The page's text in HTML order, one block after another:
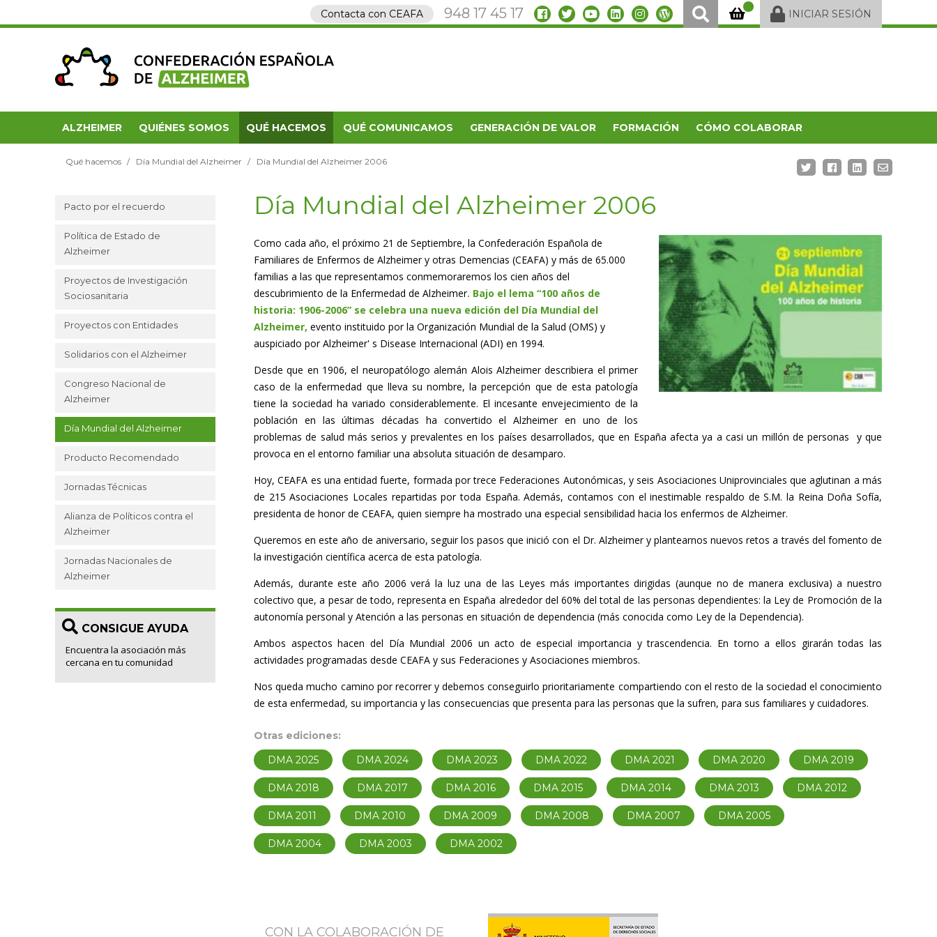
Contacta con CEAFA 948 17 45 17 INICIAR SESIÓN
ALZHEIMER QUIÉNES SOMOS QUÉ HACEMOS QUÉ COMUNICAMOS GENERACIÓN DE VALOR FORMACIÓN CÓMO COLABORAR
Qué hacemos Día Mundial del Alzheimer Día Mundial del Alzheimer 2006
Pacto por el recuerdo
Política de Estado de
Alzheimer
Proyectos de Investigación
Sociosanitaria
Proyectos con Entidades
Solidarios con el Alzheimer
Congreso Nacional de
Alzheimer
Día Mundial del Alzheimer
Producto Recomendado
Jornadas Técnicas
Alianza de Políticos contra el
Alzheimer
Jornadas Nacionales de
Alzheimer
CONSIGUE AYUDA
Encuentra la asociación más
cercana en tu comunidad
Día Mundial del Alzheimer 2006
Como cada año, el próximo 21 de Septiembre, la Confederación Española de
Familiares de Enfermos de Alzheimer y otras Demencias (CEAFA) y más de 65.000
familias a las que representamos conmemoraremos los cien años del
descubrimiento de la Enfermedad de Alzheimer. Bajo el lema “100 años de
historia: 1906-2006” se celebra una nueva edición del Día Mundial del
Alzheimer, evento instituido por la Organización Mundial de la Salud (OMS) y
auspiciado por Alzheimer' s Disease Internacional (ADI) en 1994.
Desde que en 1906, el neuropatólogo alemán Alois Alzheimer describiera el primer
caso de la enfermedad que lleva su nombre, la percepción que de esta patología
tiene la sociedad ha variado considerablemente. El incesante envejecimiento de la
población en las últimas décadas ha convertido el Alzheimer en uno de los
problemas de salud más serios y prevalentes en los países desarrollados, que en España afecta ya a casi un millón de personas y que
provoca en el entorno familiar una absoluta situación de desamparo.
Hoy, CEAFA es una entidad fuerte, formada por trece Federaciones Autonómicas, y seis Asociaciones Uniprovinciales que aglutinan a más
de 215 Asociaciones Locales repartidas por toda España. Además, contamos con el inestimable respaldo de S.M. la Reina Doña Sofía,
presidenta de honor de CEAFA, quien siempre ha mostrado una especial sensibilidad hacia los enfermos de Alzheimer.
Queremos en este año de aniversario, seguir los pasos que inició con el Dr. Alzheimer y plantearnos nuevos retos a través del fomento de
la investigación científica acerca de esta patología.
Además, durante este año 2006 verá la luz una de las Leyes más importantes dirigidas (aunque no de manera exclusiva) a nuestro
colectivo que, a pesar de todo, representa en España alrededor del 60% del total de las personas dependientes: la Ley de Promoción de la
autonomía personal y Atención a las personas en situación de dependencia (más conocida como Ley de la Dependencia).
Ambos aspectos hacen del Día Mundial 2006 un acto de especial importancia y trascendencia. En torno a ellos girarán todas las
actividades programadas desde CEAFA y sus Federaciones y Asociaciones miembros.
Nos queda mucho camino por recorrer y debemos conseguirlo prioritariamente compartiendo con el resto de la sociedad el conocimiento
de esta enfermedad, su importancia y las consecuencias que presenta para las personas que la sufren, para sus familiares y cuidadores.
Otras ediciones:
DMA 2025
DMA 2024 DMA 2023 DMA 2022 DMA 2021 DMA 2020 DMA 2019
DMA 2018 DMA 2017 DMA 2016 DMA 2015 DMA 2014 DMA 2013 DMA 2012
DMA 2011 DMA 2010 DMA 2009 DMA 2008 DMA 2007 DMA 2005
DMA 2004 DMA 2003 DMA 2002
CON LA COLABORACIÓN DE